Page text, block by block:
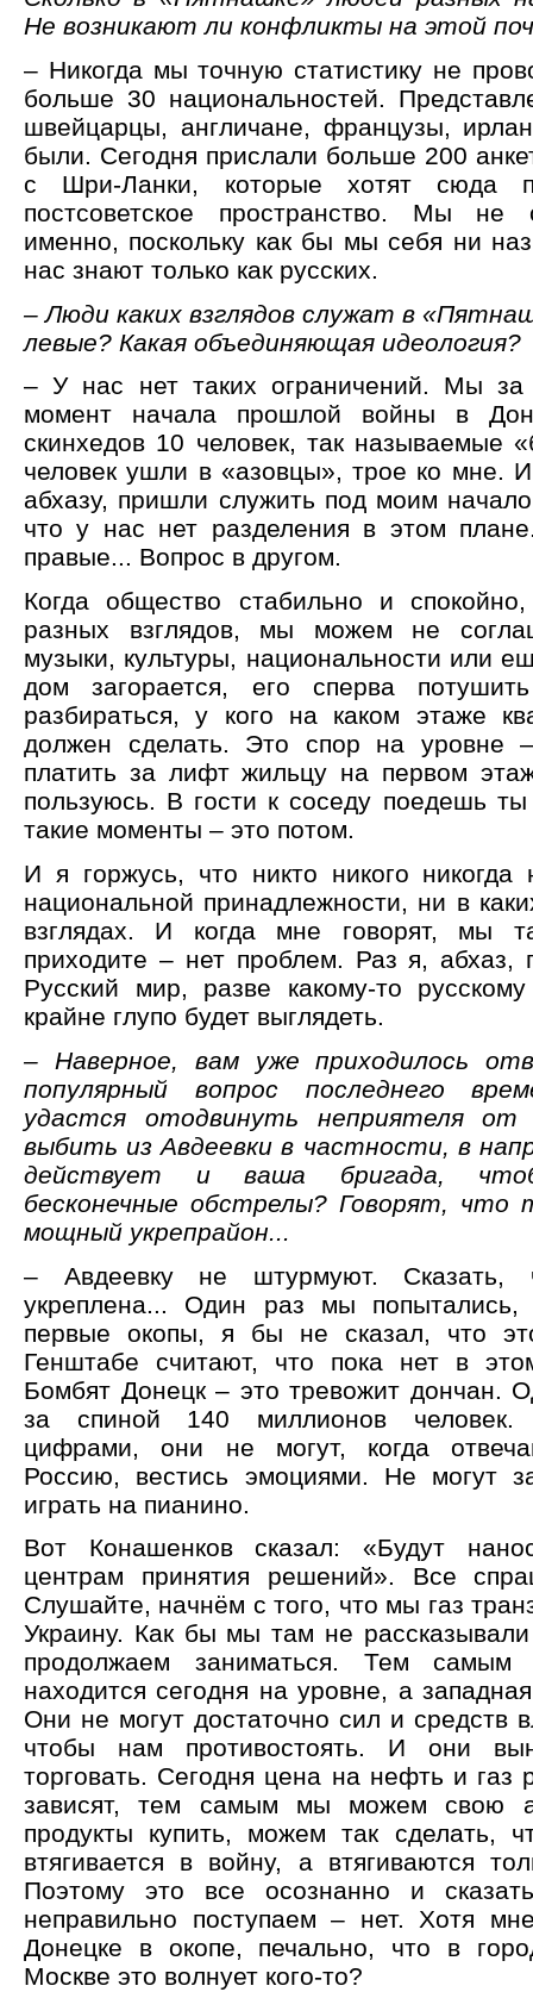
Не возникают ли конфликты на этой
– Никогда мы точную статистику не
больше 30 национальностей.
швейцарцы, англичане, французы,
были. Сегодня прислали больше 200
с Шри-Ланки, которые хотят сюда
постсоветское пространство. Мы не
именно, поскольку как бы мы себя ни
нас знают только как русских.
– Люди каких взглядов служат в
левые? Какая объединяющая идеология?
– У нас нет таких ограничений. Мы
момент начала прошлой войны в
скинхедов 10 человек, так называемые
человек ушли в «азовцы», трое ко мне.
абхазу, пришли служить под моим
что у нас нет разделения в этом
правые... Вопрос в другом.
Когда общество стабильно и
разных взглядов, мы можем не
музыки, культуры, национальности или
дом загорается, его сперва
разбираться, у кого на каком этаже
должен сделать. Это спор на уровне
платить за лифт жильцу на первом
пользуюсь. В гости к соседу поедешь
такие моменты – это потом.
И я горжусь, что никто никого
национальной принадлежности, ни в
взглядах. И когда мне говорят, мы
приходите – нет проблем. Раз я,
Русский мир, разве какому-то
крайне глупо будет выглядеть.
– Наверное, вам уже приходилось
популярный вопрос последнего
удастся отодвинуть неприятеля от
выбить из Авдеевки в частности, в
действует и ваша бригада,
бесконечные обстрелы? Говорят, что
мощный укрепрайон...
– Авдеевку не штурмуют. Сказать,
укреплена... Один раз мы попытались,
первые окопы, я бы не сказал, что
Генштабе считают, что пока нет в
Бомбят Донецк – это тревожит дончан.
за спиной 140 миллионов человек.
цифрами, они не могут, когда
Россию, вестись эмоциями. Не могут
играть на пианино.
Вот Конашенков сказал: «Будут
центрам принятия решений». Все
Слушайте, начнём с того, что мы газ
Украину. Как бы мы там не
продолжаем заниматься. Тем самым
находится сегодня на уровне, а
Они не могут достаточно сил и средств
чтобы нам противостоять. И они
торговать. Сегодня цена на нефть и газ
зависят, тем самым мы можем свою
продукты купить, можем так сделать,
втягивается в войну, а втягиваются
Поэтому это все осознанно и
неправильно поступаем – нет. Хотя
Донецке в окопе, печально, что в
Москве это волнует кого-то?